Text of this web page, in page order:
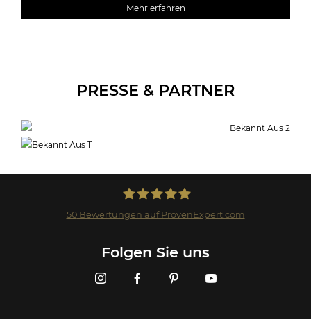
Mehr erfahren
PRESSE & PARTNER
50Bewertungen auf ProvenExpert.com
Folgen Sie uns